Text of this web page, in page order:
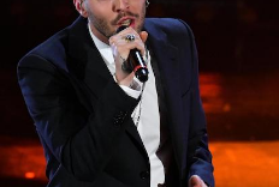
PODCAST
NEWSLETTER